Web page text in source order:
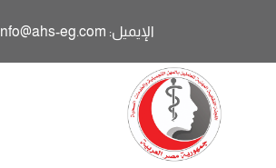
الإيميل: Info@ahs-eg.com